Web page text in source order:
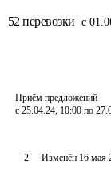
52 перевозки с
Приём предложений
с 25.04.24, 10:00 по
2 Изменён 16 мая